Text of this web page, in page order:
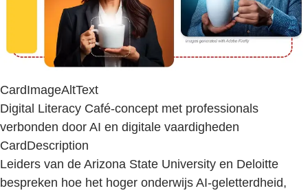
CardImageAltText
Digital Literacy Café-concept met professionals
verbonden door AI en digitale vaardigheden
CardDescription
Leiders van de Arizona State University en Deloitte
bespreken hoe het hoger onderwijs AI-geletterdheid,